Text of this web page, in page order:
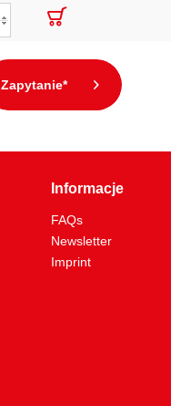
Zapytanie*
Informacje
FAQs
Newsletter
Imprint